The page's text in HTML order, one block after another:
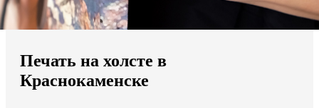
Мы доставляем по всему миру
Продолжить без города
Печать на холсте в
Краснокаменске